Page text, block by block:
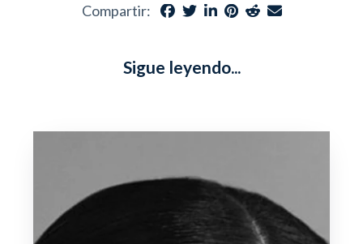
Compartir:
Sigue leyendo...